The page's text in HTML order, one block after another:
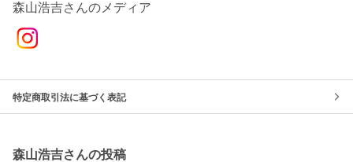
森山浩吉さんのメディア
特定商取引法に基づく表記
森山浩吉さんの投稿